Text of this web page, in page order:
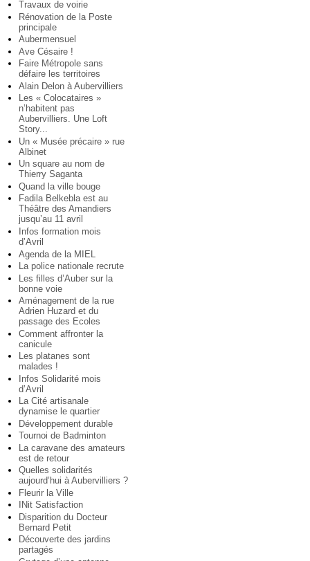
Travaux de voirie
Rénovation de la Poste
principale
Aubermensuel
Ave Césaire !
Faire Métropole sans
défaire les territoires
Alain Delon à Aubervilliers
Les « Colocataires »
n’habitent pas
Aubervilliers. Une Loft
Story...
Un « Musée précaire » rue
Albinet
Un square au nom de
Thierry Saganta
Quand la ville bouge
Fadila Belkebla est au
Théâtre des Amandiers
jusqu’au 11 avril
Infos formation mois
d’Avril
Agenda de la MIEL
La police nationale recrute
Les filles d’Auber sur la
bonne voie
Aménagement de la rue
Adrien Huzard et du
passage des Ecoles
Comment affronter la
canicule
Les platanes sont
malades !
Infos Solidarité mois
d’Avril
La Cité artisanale
dynamise le quartier
Développement durable
Tournoi de Badminton
La caravane des amateurs
est de retour
Quelles solidarités
aujourd’hui à Aubervilliers ?
Fleurir la Ville
INit Satisfaction
Disparition du Docteur
Bernard Petit
Découverte des jardins
partagés